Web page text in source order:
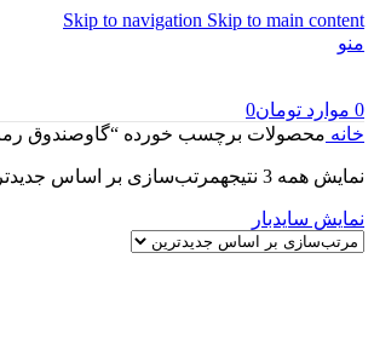
Skip to navigation Skip to main content
منو
0 موارد تومان0
خانه محصولات برچسب خورده “گاوصندوق
نمایش همه 3 نتیجه مرتب‌سازی بر اساس
نمایش سایدبار